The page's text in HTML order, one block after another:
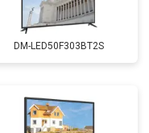
DM-LED50F303BT2S